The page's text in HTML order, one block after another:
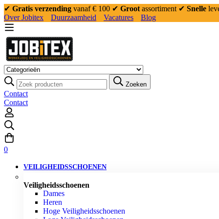
✔ Gratis verzending vanaf € 100 ✔ Groot assortiment ✔ Snelle
Over Jobitex
Duurzaamheid Vacatures Blog
Zoeken
Contact
Contact
0
VEILIGHEIDSSCHOENEN
Veiligheidsschoenen
Dames
Heren
Hoge Veiligheidsschoenen